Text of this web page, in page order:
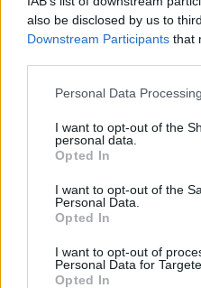
also be disclosed by us to
Downstream Participants that
Please note that this website/
not limited to your visit or
grant or deny consent to
use your data for below
consent section.
Personal Data
I want to opt-out of the
personal data.
Opted In
I want to opt-out of the
Personal Data.
Opted In
I want to opt-out of
Personal Data for
Opted In
Šīm 3
augusts būs
gatavs jau